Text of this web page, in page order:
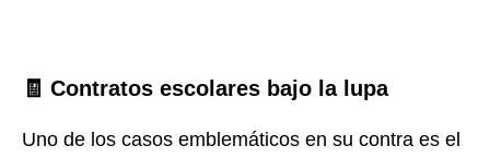
🧾 Contratos escolares bajo la lupa
Uno de los casos emblemáticos en su contra es el